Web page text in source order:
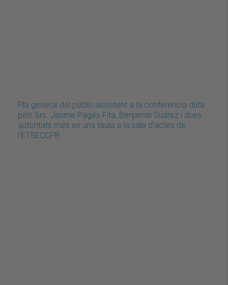
Pla general del públic assistent a la conferència duta
pels Srs. Jaume Pagès Fita, Benjamín Suárez i dues
autoritats més en una taula a la sala d'actes de
l'ETSECCPB